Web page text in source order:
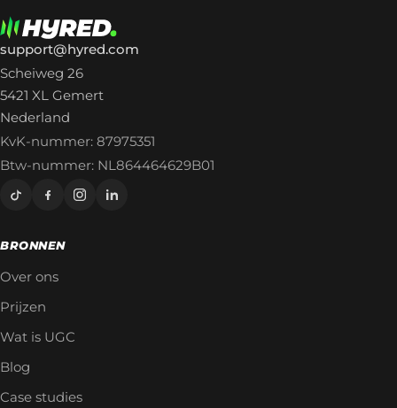
support@hyred.com
Scheiweg 26
5421 XL Gemert
Nederland
KvK-nummer: 87975351
Btw-nummer: NL864464629B01
BRONNEN
Over ons
Prijzen
Wat is UGC
Blog
Case studies